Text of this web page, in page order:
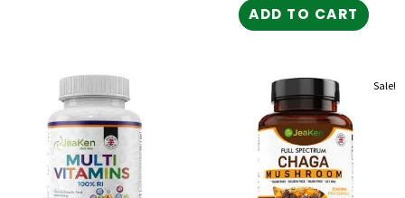
ADD TO CART
Original
price
was:
£19.00.
Sale!
Original
price
was:
£21.50.
Current
price
is:
£19.95.
Original
price
£19.95.